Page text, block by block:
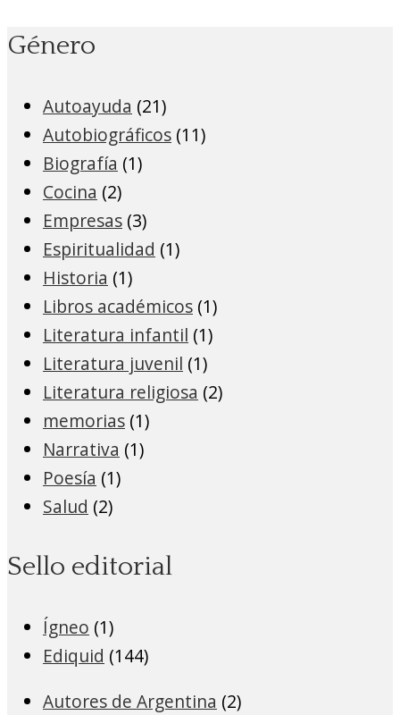
Género
Autoayuda (21)
Autobiográficos (11)
Biografía (1)
Cocina (2)
Empresas (3)
Espiritualidad (1)
Historia (1)
Libros académicos (1)
Literatura infantil (1)
Literatura juvenil (1)
Literatura religiosa (2)
memorias (1)
Narrativa (1)
Poesía (1)
Salud (2)
Sello editorial
Ígneo (1)
Ediquid (144)
Autores de Argentina (2)